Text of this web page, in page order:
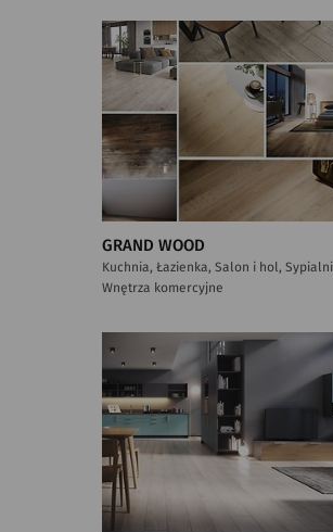
GRAND WOOD
Kuchnia, Łazienka, Salon i hol,
Wnętrza komercyjne